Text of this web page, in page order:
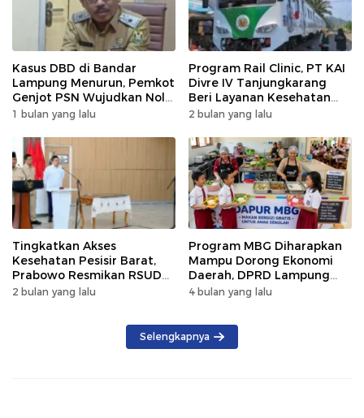
Kasus DBD di Bandar
Lampung Menurun, Pemkot
Genjot PSN Wujudkan Nol
Kematian
1 bulan yang lalu
Program Rail Clinic, PT KAI
Divre IV Tanjungkarang
Beri Layanan Kesehatan
Gratis 250 Warga
2 bulan yang lalu
Tingkatkan Akses
Kesehatan Pesisir Barat,
Prabowo Resmikan RSUD
KH Muhammad Thohir
2 bulan yang lalu
Program MBG Diharapkan
Mampu Dorong Ekonomi
Daerah, DPRD Lampung
Tekankan Pemanfaatan
4 bulan yang lalu
Selengkapnya